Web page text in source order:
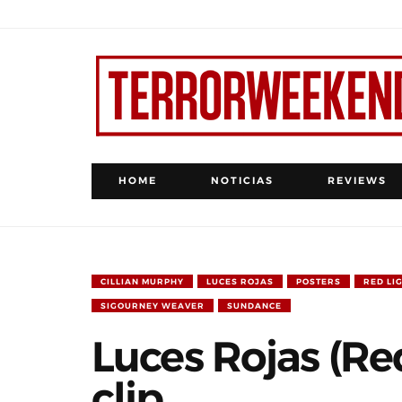
HOME NOTICIAS REVIEWS
CILLIAN MURPHY LUCES ROJAS POSTERS RED
SIGOURNEY WEAVER SUNDANCE
Luces Rojas